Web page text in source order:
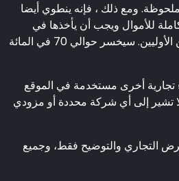
ملحوظة. ومع ذلك ، فإنه ينطوي أيضا
للأموال ويجب أن يأخذها في
الاعتبار من قبل المستثمرين الأوليين. سيخسر حوالي 70 في المائة
تجارية أخرى مستخدمة في الموقع
تشير إلى أي شركة محددة أو مزودي
التجاري والتوضيح فقط، وجميع